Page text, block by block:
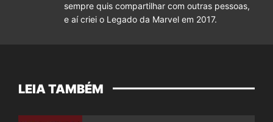
sempre quis compartilhar com outras pessoas,
e aí criei o Legado da Marvel em 2017.
LEIA TAMBÉM